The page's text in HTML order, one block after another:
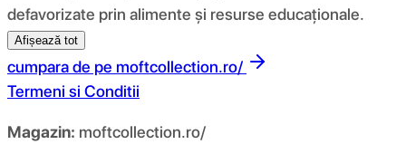
defavorizate prin alimente și resurse educaționale.
Afișează tot
cumpara de pe moftcollection.ro/
Termeni si Conditii
Magazin: moftcollection.ro/